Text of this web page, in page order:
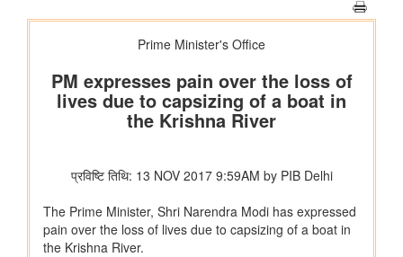
भोपाल में 11 ब्रिक्स संस्कृति मंत्रियों की बैठक संपन्न हुई; भोपाल घोषणापत्र
को अपनाया
प्रधानमंत्री श्री नरेन्द्र मोदी ने आईआईटी दिल्ली के 57वें दीक्षांत समारोह को
संबोधित किया